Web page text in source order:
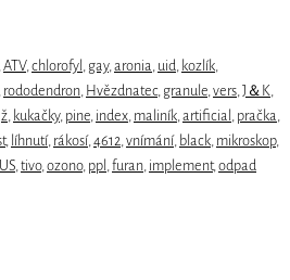
ATV, chlorofyl gay, aronia uid kozlík
rododendron Hvězdnatec, granule vers J＆K
kukačky, pine index maliník artificial pračka
, líhnutí, rákosí, 4612 vnímání, black mikroskop,
tivo, ozono, ppl furan implement, odpad